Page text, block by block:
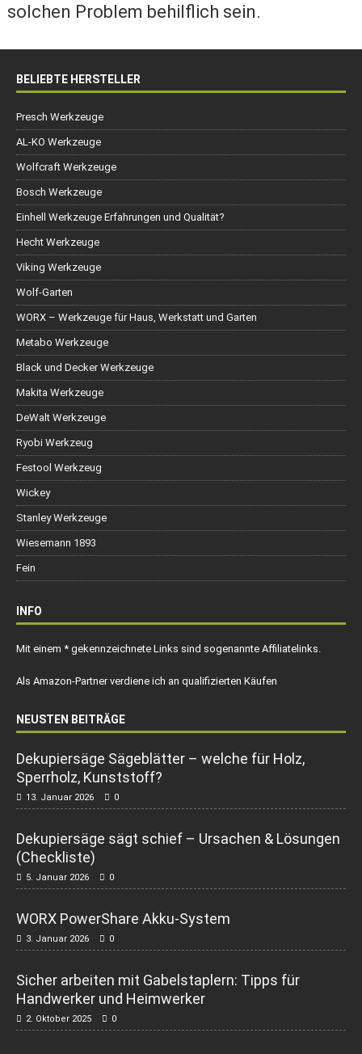
solchen Problem behilflich sein.
BELIEBTE HERSTELLER
Presch Werkzeuge
AL-KO Werkzeuge
Wolfcraft Werkzeuge
Bosch Werkzeuge
Einhell Werkzeuge Erfahrungen und Qualität?
Hecht Werkzeuge
Viking Werkzeuge
Wolf-Garten
WORX – Werkzeuge für Haus, Werkstatt und Garten
Metabo Werkzeuge
Black und Decker Werkzeuge
Makita Werkzeuge
DeWalt Werkzeuge
Ryobi Werkzeug
Festool Werkzeug
Wickey
Stanley Werkzeuge
Wiesemann 1893
Fein
INFO
Mit einem * gekennzeichnete Links sind sogenannte Affiliatelinks.
Als Amazon-Partner verdiene ich an qualifizierten Käufen
NEUSTEN BEITRÄGE
Dekupiersäge Sägeblätter – welche für Holz,
Sperrholz, Kunststoff?
13. Januar 2026 0
Dekupiersäge sägt schief – Ursachen & Lösungen
(Checkliste)
5. Januar 2026 0
WORX PowerShare Akku-System
3. Januar 2026 0
Sicher arbeiten mit Gabelstaplern: Tipps für
Handwerker und Heimwerker
2. Oktober 2025 0